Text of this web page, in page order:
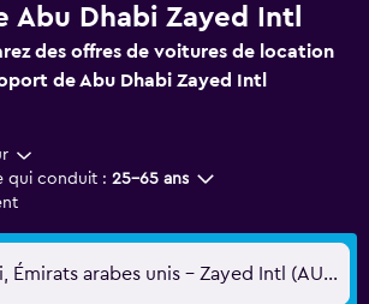
Abu Dhabi Zayed Intl
des offres de voitures de location
de Abu Dhabi Zayed Intl
qui conduit : 25-65 ans
Abou Dhabi, Émirats arabes unis - Zayed Intl (AUH)